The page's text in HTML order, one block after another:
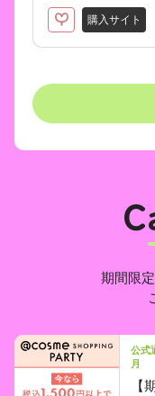
購入サイト
期間限
公式
月
【